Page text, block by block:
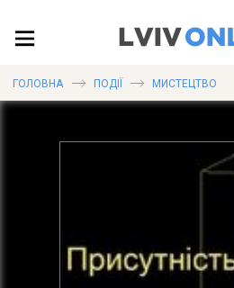
ГОЛОВНА ПОДІЇ МИСТЕЦТВО